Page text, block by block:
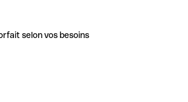
selon vos besoins